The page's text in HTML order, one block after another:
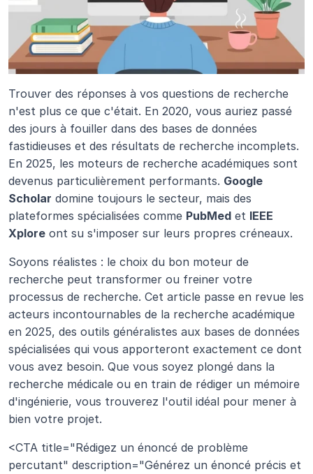
Trouver des réponses à vos questions de recherche
n'est plus ce que c'était. En 2020, vous auriez passé
des jours à fouiller dans des bases de données
fastidieuses et des résultats de recherche incomplets.
En 2025, les moteurs de recherche académiques sont
devenus particulièrement performants. Google
Scholar domine toujours le secteur, mais des
plateformes spécialisées comme PubMed et IEEE
Xplore ont su s'imposer sur leurs propres créneaux.
Soyons réalistes : le choix du bon moteur de
recherche peut transformer ou freiner votre
processus de recherche. Cet article passe en revue les
acteurs incontournables de la recherche académique
en 2025, des outils généralistes aux bases de données
spécialisées qui vous apporteront exactement ce dont
vous avez besoin. Que vous soyez plongé dans la
recherche médicale ou en train de rédiger un mémoire
d'ingénierie, vous trouverez l'outil idéal pour mener à
bien votre projet.
<CTA title="Rédigez un énoncé de problème
percutant" description="Générez un énoncé précis et